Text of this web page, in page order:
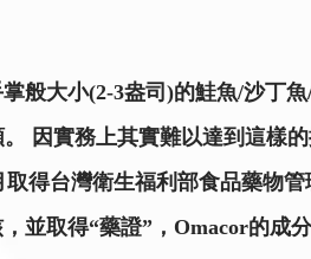
般大小(2-3盎司)的鮭魚/沙丁
因實務上其實難以達到這樣的
得台灣衛生福利部食品藥物
並取得“藥證”，Omacor的成